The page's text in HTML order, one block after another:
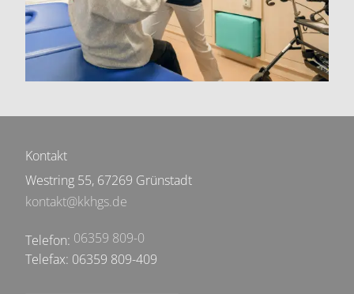
Kontakt
Westring 55, 67269 Grünstadt
kontakt@kkhgs.de
Telefon: 06359 809-0
Telefax: 06359 809-409